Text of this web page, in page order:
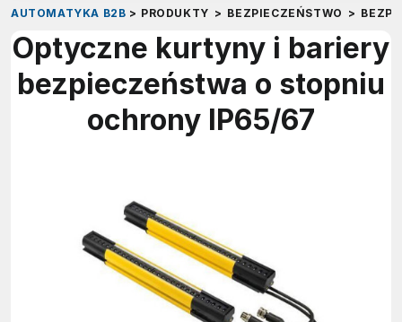
AUTOMATYKA B2B > PRODUKTY > BEZPIECZEŃSTWO >
Optyczne kurtyny i bariery
bezpieczeństwa o stopniu
ochrony IP65/67